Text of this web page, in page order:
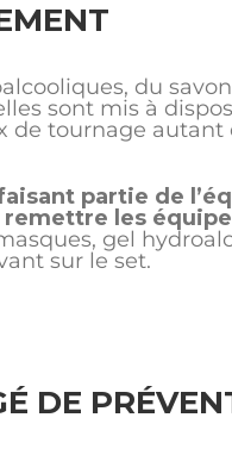
du
sont mis à
de tournage autant
partie de
les
gel
sur le set.
DE